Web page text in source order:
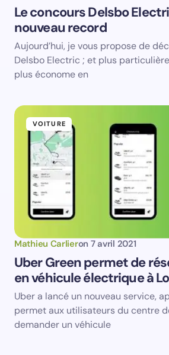
Your Comment *
Email *
Save my name and email in this
next time I comment.
Submit Comment
Le concours Delsbo
nouveau record
Aujourd’hui, je vous propose de
Delsbo Electric ; et plus
plus économe en
VOITURE
Mathieu Carlieron 7 avril 2021
Uber Green permet de
en véhicule électrique à
Uber a lancé un nouveau service,
permet aux utilisateurs du centre
demander un véhicule